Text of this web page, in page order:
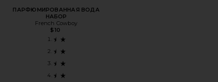
ПАРФЮМИРОВАННАЯ ВОДА
НАБОР
French Cowboy
$10